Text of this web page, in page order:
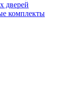
дверей
комплекты